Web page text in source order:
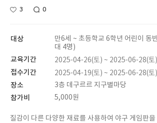
3 0
대상
만6세 ~ 초등학교 6학년 어린이 동
대 4명)
교육기간 2025-04-26(토) ~ 2025-06-28(토)
접수기간 2025-04-19(토) ~ 2025-06-28(토)
장소 3층 데구르르 지구별마당
참가비 5,000원
질감이 다른 다양한 재료를 사용하여 야구 게임판